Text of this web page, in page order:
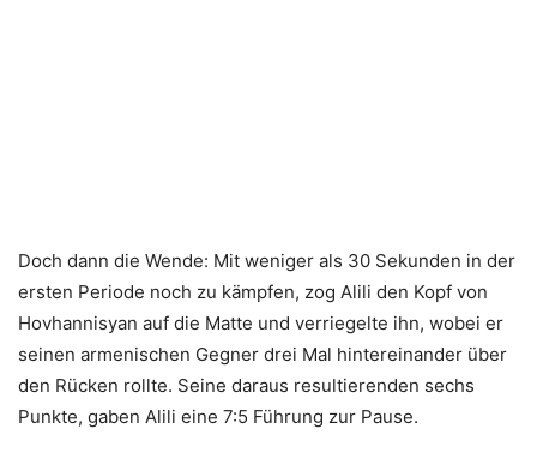
Doch dann die Wende: Mit weniger als 30 Sekunden in der
ersten Periode noch zu kämpfen, zog Alili den Kopf von
Hovhannisyan auf die Matte und verriegelte ihn, wobei er
seinen armenischen Gegner drei Mal hintereinander über
den Rücken rollte. Seine daraus resultierenden sechs
Punkte, gaben Alili eine 7:5 Führung zur Pause.